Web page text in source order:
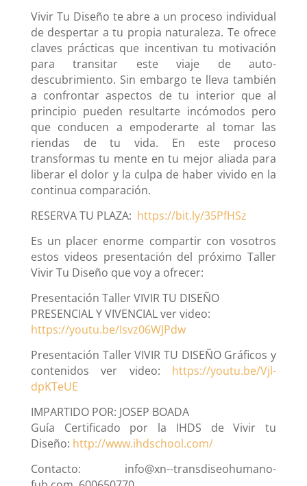
Vivir Tu Diseño te abre a un proceso individual
de despertar a tu propia naturaleza. Te ofrece
claves prácticas que incentivan tu motivación
para transitar este viaje de auto-
descubrimiento. Sin embargo te lleva también
a confrontar aspectos de tu interior que al
principio pueden resultarte incómodos pero
que conducen a empoderarte al tomar las
riendas de tu vida. En este proceso
transformas tu mente en tu mejor aliada para
liberar el dolor y la culpa de haber vivido en la
continua comparación.
RESERVA TU PLAZA: https://bit.ly/35PfHSz
Es un placer enorme compartir con vosotros
estos videos presentación del próximo Taller
Vivir Tu Diseño que voy a ofrecer:
Presentación Taller VIVIR TU DISEÑO
PRESENCIAL Y VIVENCIAL ver video:
https://youtu.be/Isvz06WJPdw
Presentación Taller VIVIR TU DISEÑO Gráficos y
contenidos ver video: https://youtu.be/Vjl-
dpKTeUE
IMPARTIDO POR: JOSEP BOADA
Guía Certificado por la IHDS de Vivir tu
Diseño: http://www.ihdschool.com/
Contacto: info@xn--transdiseohumano-